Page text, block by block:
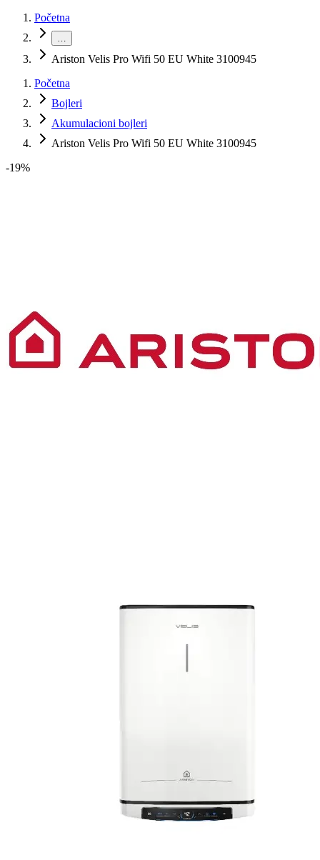
Početna
…
Ariston Velis Pro Wifi 50 EU White 3100945
Početna
Bojleri
Akumulacioni bojleri
Ariston Velis Pro Wifi 50 EU White 3100945
-19%